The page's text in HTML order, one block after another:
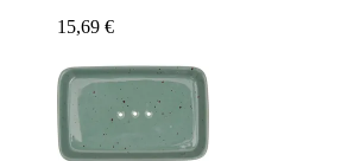
15,69 €